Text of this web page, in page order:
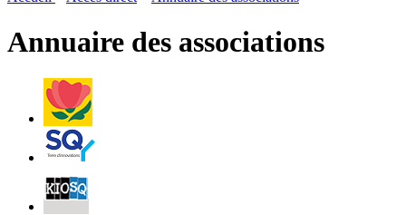
page
Annuaire des associations
Villes
et
Villages
Fleuris
Saint-
Quentin
Billetterie